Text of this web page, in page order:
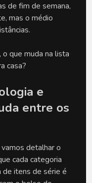
de fim de semana,
mas o médio
que muda na lista
casa?
e
entre os
detalhar o
cada categoria
itens de série é